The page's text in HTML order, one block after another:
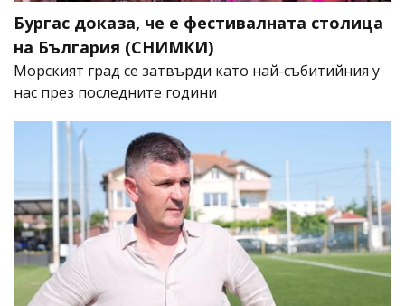
Бургас доказа, че е фестивалната столица
на България (СНИМКИ)
Морският град се затвърди като най-събитийния у
нас през последните години